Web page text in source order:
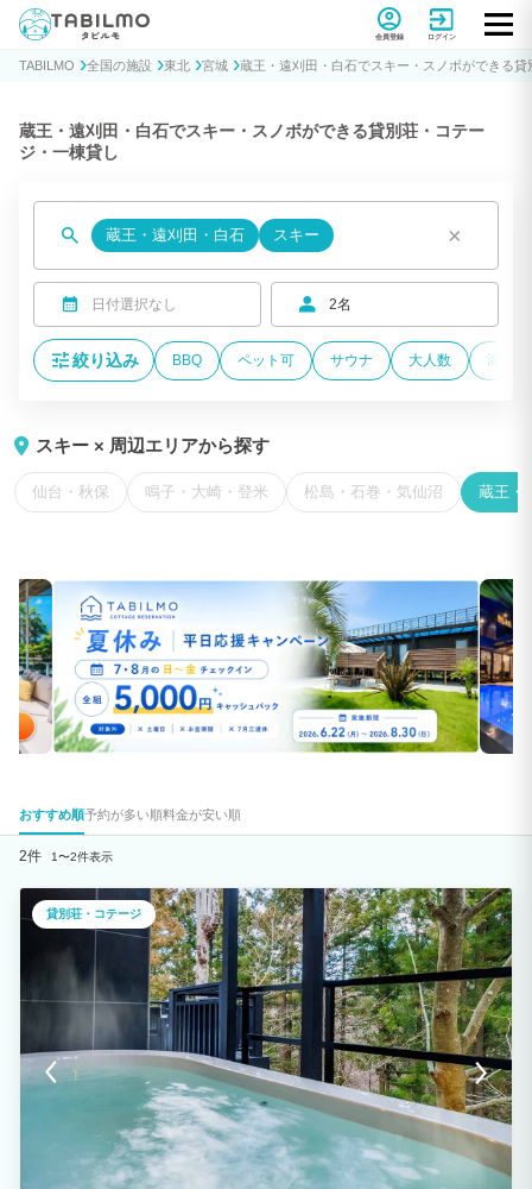
貸別荘コテージ・一棟貸し宿泊予約サイトTABILMO(タビルモ)
会員登録 ログイン
TABILMO 全国の施設 東北 宮城 蔵王・遠刈田・白石でスキー・スノボができる
蔵王・遠刈田・白石でスキー・スノボができる貸別荘・コテー
ジ・一棟貸し
蔵王・遠刈田・白石 スキー ×
日付選択なし 2名
絞り込み BBQ ペット可 サウナ 大人数 海が
スキー × 周辺エリアから探す
仙台・秋保 鳴子・大崎・登米 松島・石巻・気仙沼 蔵王・
おすすめ順予約が多い順料金が安い順
2件 1〜2件表示
貸別荘・コテージ